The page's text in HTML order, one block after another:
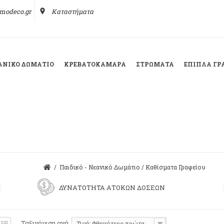
place Καταστήματα
ΔΩΜΆΤΙΟ ΚΡΕΒΑΤΟΚΆΜΑΡΑ ΣΤΡΏΜΑΤΑ ΈΠΙΠΛΑ
/ Παιδικό - Νεανικό Δωμάτιο / Καθίσματα Γραφείου
ΔΥΝΑΤΟΤΗΤΑ ΑΤΟΚΩΝ ΔΟΣΕΩΝ